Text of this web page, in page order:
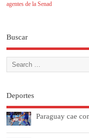
agentes de la Senad
Buscar
Deportes
Paraguay cae